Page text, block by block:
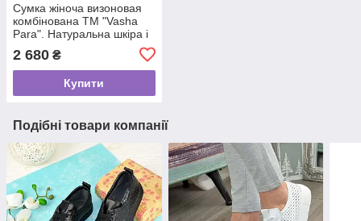
Сумка жіноча визоновая
комбінована ТМ "Vasha
Para". Натуральна шкіра і
2 680 ₴
Купити
Подібні товари компанії